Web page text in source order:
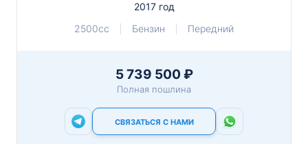
2017 год
2500cc
Бензин Передний
5 739 500 ₽
Полная пошлина
СВЯЗАТЬСЯ С НАМИ